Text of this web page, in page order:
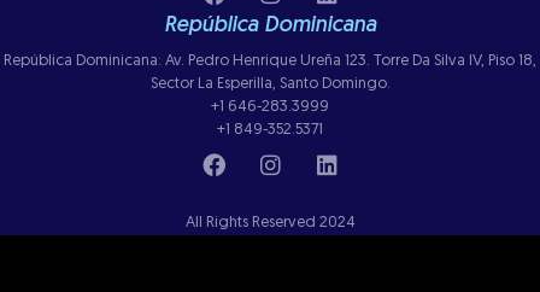
República Dominicana
República Dominicana: Av. Pedro Henrique Ureña 123. Torre Da Silva IV, Piso 18,
Sector La Esperilla, Santo Domingo.
+1 646-283.3999
+1 849-352.5371
All Rights Reserved 2024